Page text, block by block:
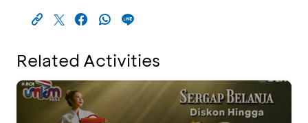
Related Activities